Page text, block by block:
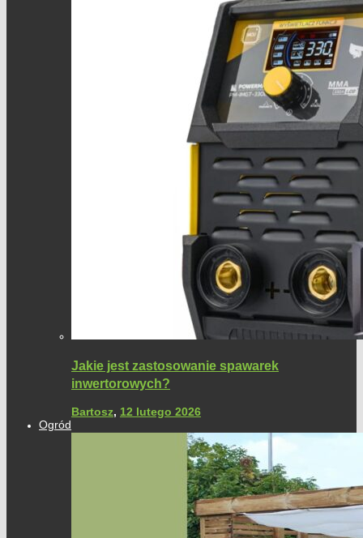
Jakie jest zastosowanie spawarek
inwertorowych?
Bartosz, 12 lutego 2026
Ogród